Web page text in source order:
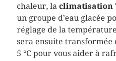
chaleur, la climatisation
un groupe d’eau glacée
réglage de la
sera ensuite transformée
5 °C pour vous aider à